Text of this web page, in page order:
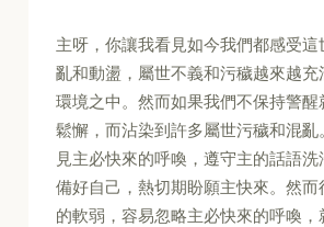
主呀，你讓我看見如今我們都感受這
亂和動盪，屬世不義和污穢越來越
環境之中。然而如果我們不保持警醒
鬆懈，而沾染到許多屬世污穢和混亂
見主必快來的呼喚，遵守主的話語
備好自己，熱切期盼願主快來。然
的軟弱，容易忽略主必快來的呼喚，